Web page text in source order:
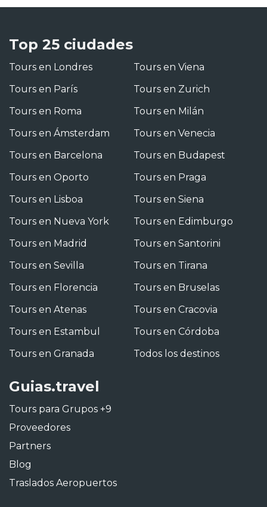
Top 25 ciudades
Tours en Londres
Tours en París
Tours en Roma
Tours en Ámsterdam
Tours en Barcelona
Tours en Oporto
Tours en Lisboa
Tours en Nueva York
Tours en Madrid
Tours en Sevilla
Tours en Florencia
Tours en Atenas
Tours en Estambul
Tours en Granada
Tours en Viena
Tours en Zurich
Tours en Milán
Tours en Venecia
Tours en Budapest
Tours en Praga
Tours en Siena
Tours en Edimburgo
Tours en Santorini
Tours en Tirana
Tours en Bruselas
Tours en Cracovia
Tours en Córdoba
Todos los destinos
Guias.travel
Tours para Grupos +9
Proveedores
Partners
Blog
Traslados Aeropuertos